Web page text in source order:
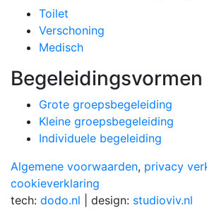
Toilet
Verschoning
Medisch
Begeleidingsvormen
Grote groepsbegeleiding
Kleine groepsbegeleiding
Individuele begeleiding
Algemene voorwaarden, privacy
cookieverklaring
tech: dodo.nl design: studioviv.nl